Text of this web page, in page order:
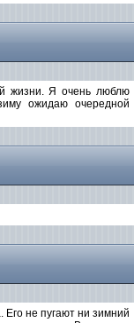
жизни. Я очень люблю
ожидаю очередной
не пугают ни зимний